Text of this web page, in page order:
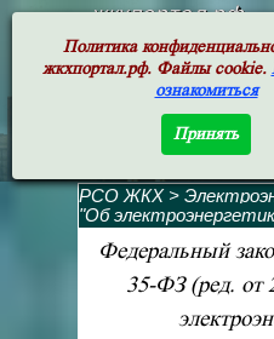
жкхпортал.рф
РСО ЖКХ>
"Об
Федеральный
35-ФЗ (ред. от
Политика
жкхпортал.рф. Файлы cookie.
ознакомиться
Принять